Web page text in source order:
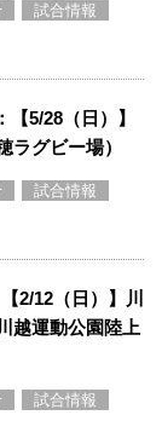
試合情報
5/28（日）】
ラグビー場）
試合情報
2/12（日）】川
越運動公園陸上
試合情報